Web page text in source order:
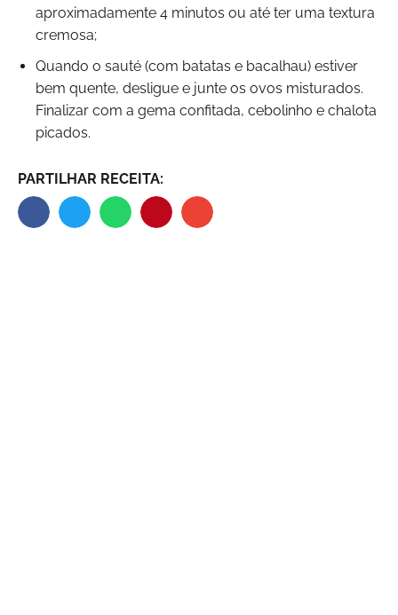
aproximadamente 4 minutos ou até ter uma textura
cremosa;
Quando o sauté (com batatas e bacalhau) estiver
bem quente, desligue e junte os ovos misturados.
Finalizar com a gema confitada, cebolinho e chalota
picados.
PARTILHAR RECEITA: